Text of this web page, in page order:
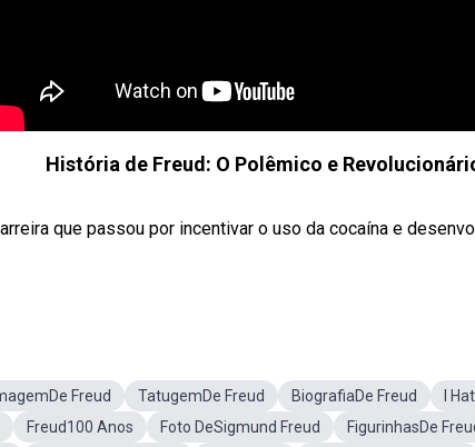
História de Freud: O Polêmico e
que passou por incentivar o uso da cocaína e
Freud TatugemDe Freud BiografiaDe Freud I
Freud100 Anos Foto DeSigmund Freud FigurinhasDe